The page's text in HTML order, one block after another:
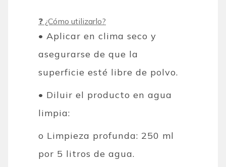
❓ ¿Cómo utilizarlo?
• Aplicar en clima seco y
asegurarse de que la
superficie esté libre de polvo.
• Diluir el producto en agua
limpia:
o Limpieza profunda: 250 ml
por 5 litros de agua.